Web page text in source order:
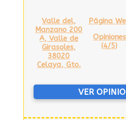
Valle del,
Manzano 200
A, Valle de
Girasoles,
38020
Celaya, Gto.
Página
Opiniones
(4/5)
VER